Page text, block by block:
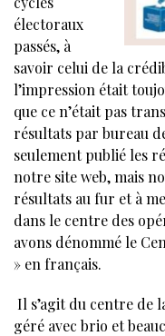
électoraux
passés, à
savoir celui de la
l’impression était
que ce n’était pas
résultats par bureau
seulement publié les
notre site web, mais
résultats au fur et à
dans le centre des
avons dénommé le
» en français.
Il s’agit du centre de
géré avec brio et